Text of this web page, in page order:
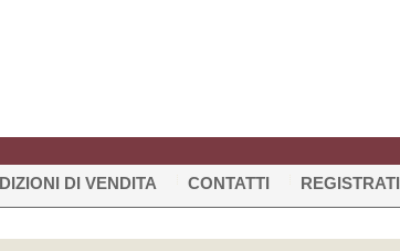
DI VENDITA CONTATTI REGISTRATI